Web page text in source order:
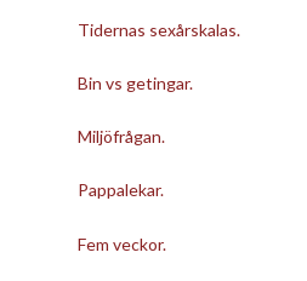
Tidernas sexårskalas.
Bin vs getingar.
Miljöfrågan.
Pappalekar.
Fem veckor.